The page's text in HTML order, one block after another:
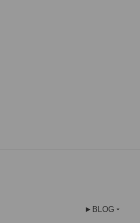
►BLOG